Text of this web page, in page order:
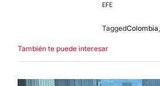
EFE
TaggedColombia
También te puede interesar